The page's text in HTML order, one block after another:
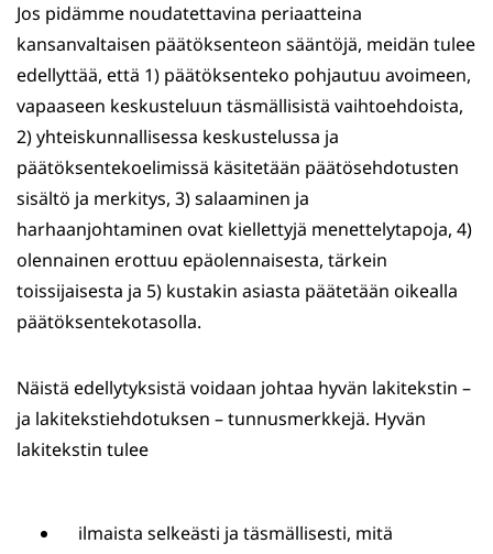
Jos pidämme noudatettavina periaatteina
kansanvaltaisen päätöksenteon sääntöjä, meidän tulee
edellyttää, että 1) päätöksenteko pohjautuu avoimeen,
vapaaseen keskusteluun täsmällisistä vaihtoehdoista,
2) yhteiskunnallisessa keskustelussa ja
päätöksentekoelimissä käsitetään päätösehdotusten
sisältö ja merkitys, 3) salaaminen ja
harhaanjohtaminen ovat kiellettyjä menettelytapoja, 4)
olennainen erottuu epäolennaisesta, tärkein
toissijaisesta ja 5) kustakin asiasta päätetään oikealla
päätöksentekotasolla.
Näistä edellytyksistä voidaan johtaa hyvän lakitekstin –
ja lakitekstiehdotuksen – tunnusmerkkejä. Hyvän
lakitekstin tulee
ilmaista selkeästi ja täsmällisesti, mitä